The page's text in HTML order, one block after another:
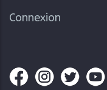
Connexion